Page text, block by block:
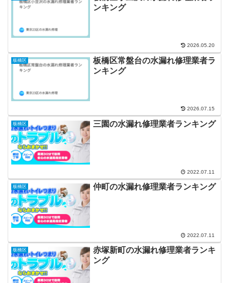
ンキング
2026.05.20
板橋区
板橋区常盤台の水漏れ修理業者ラ
ンキング
2026.07.15
板橋区 三園の水漏れ修理業者ランキング
2022.07.11
板橋区 仲町の水漏れ修理業者ランキング
2022.07.11
板橋区
赤塚新町の水漏れ修理業者ランキ
ング